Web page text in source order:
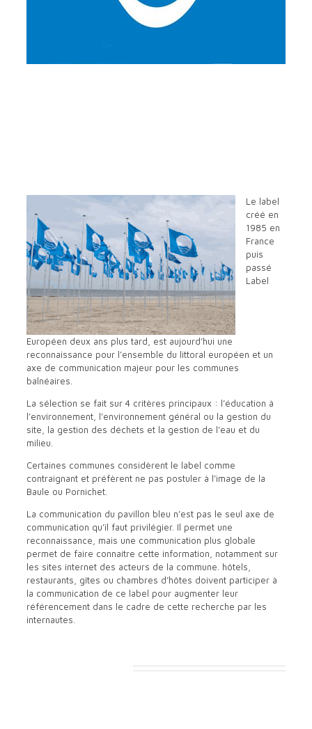
Le label
créé en
1985 en
France
puis
passé
Label
Européen deux ans plus tard, est aujourd’hui une
reconnaissance pour l’ensemble du littoral européen et un
axe de communication majeur pour les communes
balnéaires.
La sélection se fait sur 4 critères principaux : l’éducation à
l’environnement, l’environnement général ou la gestion du
site, la gestion des déchets et la gestion de l’eau et du
milieu.
Certaines communes considèrent le label comme
contraignant et préfèrent ne pas postuler à l’image de la
Baule ou Pornichet.
La communication du pavillon bleu n’est pas le seul axe de
communication qu’il faut privilégier. Il permet une
reconnaissance, mais une communication plus globale
permet de faire connaitre cette information, notamment sur
les sites internet des acteurs de la commune. hôtels,
restaurants, gîtes ou chambres d’hôtes doivent participer à
la communication de ce label pour augmenter leur
référencement dans le cadre de cette recherche par les
internautes.